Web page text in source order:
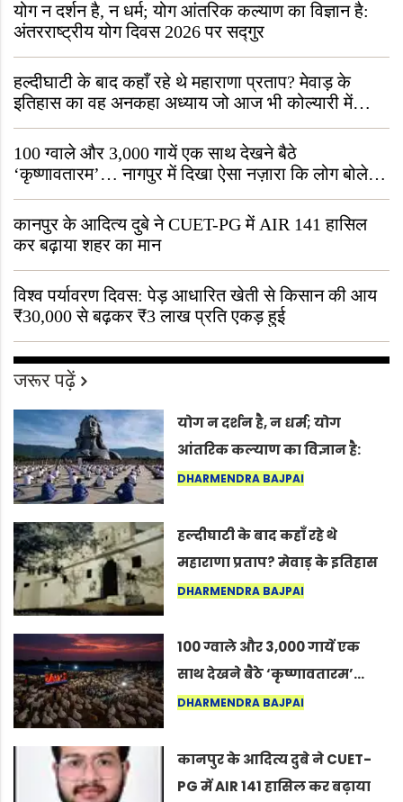
योग न दर्शन है, न धर्म; योग आंतरिक कल्याण का विज्ञान है:
अंतरराष्ट्रीय योग दिवस 2026 पर सद्गुर
हल्दीघाटी के बाद कहाँ रहे थे महाराणा प्रताप? मेवाड़ के
इतिहास का वह अनकहा अध्याय जो आज भी कोल्यारी में
जीवित है
100 ग्वाले और 3,000 गायें एक साथ देखने बैठे
‘कृष्णावतारम’… नागपुर में दिखा ऐसा नज़ारा कि लोग बोले,
“ऐसा तो सिर्फ़ कृष्ण ही कर सकते हैं”
कानपुर के आदित्य दुबे ने CUET-PG में AIR 141 हासिल
कर बढ़ाया शहर का मान
विश्व पर्यावरण दिवस: पेड़ आधारित खेती से किसान की आय
₹30,000 से बढ़कर ₹3 लाख प्रति एकड़ हुई
जरूर पढ़ें
योग न दर्शन है, न धर्म; योग
आंतरिक कल्याण का विज्ञान है:
अंतरराष्ट्रीय योग दिवस 2026 पर
DHARMENDRA BAJPAI
हल्दीघाटी के बाद कहाँ रहे थे
महाराणा प्रताप? मेवाड़ के इतिहास
का वह अनकहा अध्याय जो आज भी
DHARMENDRA BAJPAI
100 ग्वाले और 3,000 गायें एक
साथ देखने बैठे ‘कृष्णावतारम’…
नागपुर में दिखा ऐसा नज़ारा कि
कर सकते हैं”
DHARMENDRA BAJPAI
कानपुर के आदित्य दुबे ने CUET-
PG में AIR 141 हासिल कर बढ़ाया